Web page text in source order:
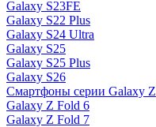
Galaxy S23FE
Galaxy S22 Plus
Galaxy S24 Ultra
Galaxy S25
Galaxy S25 Plus
Galaxy S26
Смартфоны серии Galaxy Z
Galaxy Z Fold 6
Galaxy Z Fold 7